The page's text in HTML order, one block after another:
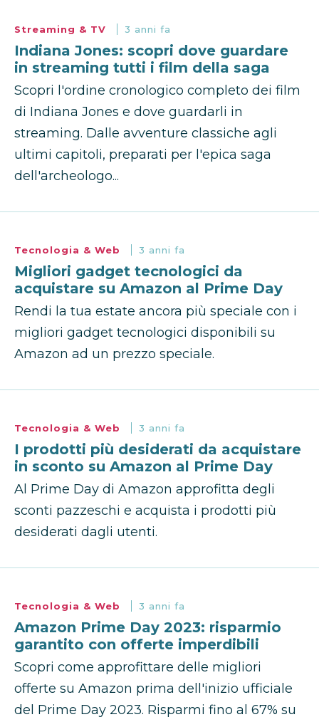
Streaming & TV 3 anni fa
Indiana Jones: scopri dove guardare
in streaming tutti i film della saga
Scopri l'ordine cronologico completo dei film
di Indiana Jones e dove guardarli in
streaming. Dalle avventure classiche agli
ultimi capitoli, preparati per l'epica saga
dell'archeologo...
Tecnologia & Web 3 anni fa
Migliori gadget tecnologici da
acquistare su Amazon al Prime Day
Rendi la tua estate ancora più speciale con i
migliori gadget tecnologici disponibili su
Amazon ad un prezzo speciale.
Tecnologia & Web 3 anni fa
I prodotti più desiderati da acquistare
in sconto su Amazon al Prime Day
Al Prime Day di Amazon approfitta degli
sconti pazzeschi e acquista i prodotti più
desiderati dagli utenti.
Tecnologia & Web 3 anni fa
Amazon Prime Day 2023: risparmio
garantito con offerte imperdibili
Scopri come approfittare delle migliori
offerte su Amazon prima dell'inizio ufficiale
del Prime Day 2023. Risparmi fino al 67% su